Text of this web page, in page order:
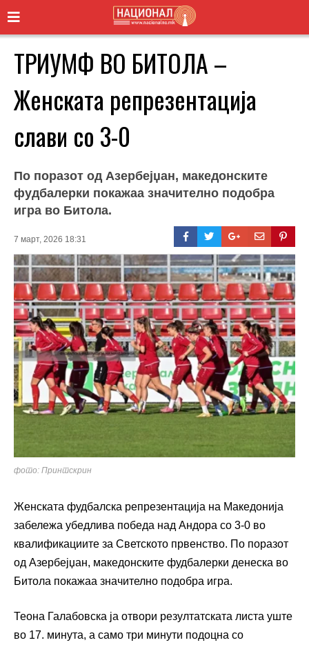
ТРИУМФ ВО БИТОЛА –
Женската репрезентација
слави со 3-0
По поразот од Азербејџан, македонските
фудбалерки покажаа значително подобра
игра во Битола.
7 март, 2026 18:31
фото: Принтскрин
Женската фудбалска репрезентација на Македонија
забележа убедлива победа над Андора со 3-0 во
квалификациите за Светското првенство. По поразот
од Азербејџан, македонските фудбалерки денеска во
Битола покажаа значително подобра игра.
Теона Галабовска ја отвори резултатската листа уште
во 17. минута, а само три минути подоцна со